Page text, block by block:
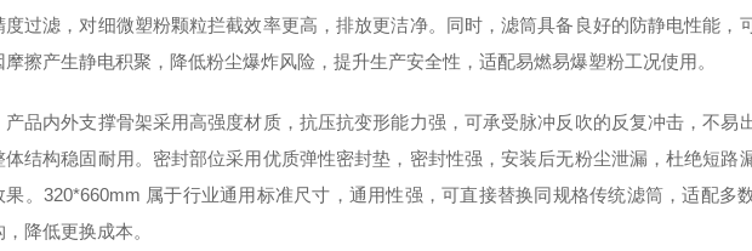
度过滤，对细微塑粉颗粒拦截效率更高，排放更洁净。同时，滤筒具备良好的防静电性能，
摩擦产生静电积聚，降低粉尘爆炸风险，提升生产安全性，适配易燃易爆塑粉工况使用。
产品内外支撑骨架采用高强度材质，抗压抗变形能力强，可承受脉冲反吹的反复冲击，不易
体结构稳固耐用。密封部位采用优质弹性密封垫，密封性强，安装后无粉尘泄漏，杜绝短路
果。320*660mm 属于行业通用标准尺寸，通用性强，可直接替换同规格传统滤筒，适配多
降低更换成本。